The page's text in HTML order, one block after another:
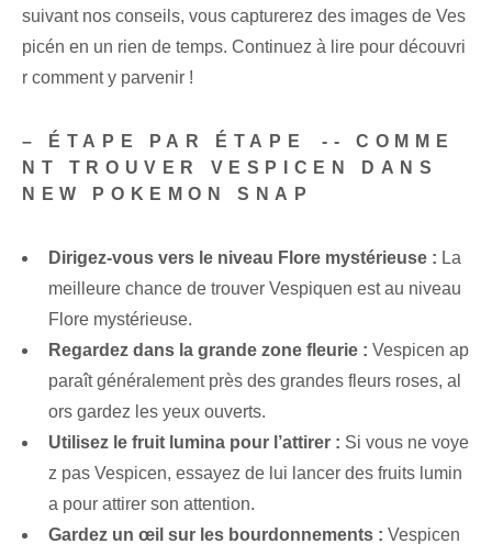
suivant nos conseils, vous capturerez des images de Ves
picén en un rien de temps. Continuez à lire pour découvri
r comment y parvenir !
– ÉTAPE PAR ÉTAPE ⁣-- COMME
NT TROUVER VESPICEN DANS ⁤
NEW POKEMON SNAP
Dirigez-vous vers le niveau Flore mystérieuse : La
meilleure chance de trouver Vespiquen est au niveau
Flore mystérieuse.
Regardez dans la grande zone fleurie : Vespicen ap
paraît généralement près des grandes fleurs roses, al
ors gardez les yeux ouverts.
Utilisez le fruit lumina pour l’attirer : Si vous ne voye
z pas Vespicen, essayez de lui lancer des fruits lumin
a pour attirer son attention.
Gardez un œil sur les bourdonnements : Vespicen